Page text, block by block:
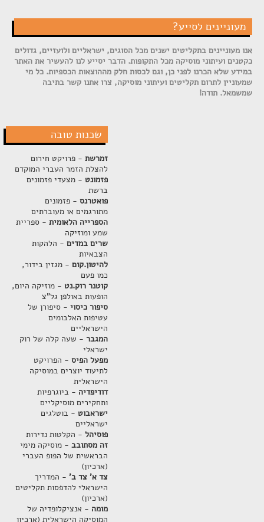
מעוניינים לסייע?
אנו מעוניינים בתקליטים ישנים מכל הסוגים, ישראליים ולועזיים, גדולים
כקטנים ועיתוני מוסיקה מכל התקופות. הדבר יסייע לנו להעשיר את האתר
במידע שלא הכרנו לפני כן, וגם לכסות חלק מההוצאות הכספיות. כל מי
שמעוניין לתרום תקליטים ועיתוני מוסיקה, צרו אתנו קשר בתיבה
שמשמאל. תודה!
שכנות טובה
זמרשת- פרויקט חירום
להצלת הזמר העברי המוקדם
פזמונט - מצעדי פזמונים
ברשת
פואטרנס- פזמונים
מתורגמים או מעוברתים
הספרייה הלאומית- ספריית
שמע ומוזיקה
שרים במדים- הלהקות
הצבאיות
להיטון.קום- מגזין בידור,
כמו פעם
קוטנר רוק.נט - מוזיקה היום,
הופעות באולפן גל"צ
סיפור כיסוי- סיפורן של
עטיפות האלבומים
הישראליים
המגבר- שעה קלה של רוק
ישראלי
מפעל הפיס- הפרויקט
לתיעוד יוצרים במוסיקה
הישראלית
דודיפדיה - ביוגרפיות
ותחקירים מוסיקליים
ישראבוט - בוטלגים
ישראליים
פוסיהל- הקלטות נדירות
זה מסתובב- מוסיקה מימי
הבראשית של הפופ העברי
(ארכיון)
צד א' צד ב'- המדריך
הישראלי להדפסות תקליטים
(ארכיון)
מומה - אנציקלופדיה של
המוסיקה הישראלית (ארכיון